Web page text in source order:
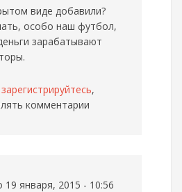
виде добавили?
особо наш футбол,
зарабатывают
зарегистрируйтесь,
комментарии
января, 2015 - 10:56